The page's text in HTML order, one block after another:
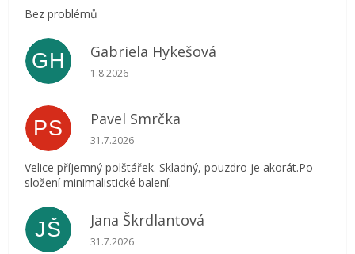
Bez problémů
GH Gabriela Hykešová
Hodnocení obchodu je 5 z 5 hvězdiček.
1.8.2026
PS Pavel Smrčka
Hodnocení obchodu je 5 z 5 hvězdiček.
31.7.2026
Velice příjemný polštářek. Skladný, pouzdro je akorát.Po
složení minimalistické balení.
JŠ Jana Škrdlantová
Hodnocení obchodu je 5 z 5 hvězdiček.
31.7.2026